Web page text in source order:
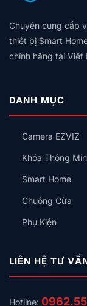
Chuyên cung cấp
thiết bị Smart
chính hãng tại Việt
DANH MỤC
Camera EZVIZ
Khóa Thông
Smart Home
Chuông Cửa
Phụ Kiện
LIÊN HỆ TƯ
Hotline: